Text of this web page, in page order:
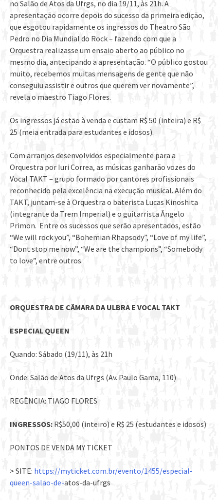
no Salão de Atos da Ufrgs, no dia 19/11, às 21h. A
apresentação ocorre depois do sucesso da primeira edição,
que esgotou rapidamente os ingressos do Theatro São
Pedro no Dia Mundial do Rock – fazendo com que a
Orquestra realizasse um ensaio aberto ao público no
mesmo dia, antecipando a apresentação. “O público gostou
muito, recebemos muitas mensagens de gente que não
conseguiu assistir e outros que querem ver novamente”,
revela o maestro Tiago Flores.
Os ingressos já estão à venda e custam R$ 50 (inteira) e R$
25 (meia entrada para estudantes e idosos).
Com arranjos desenvolvidos especialmente para a
Orquestra por Iuri Correa, as músicas ganharão vozes do
Vocal TAKT – grupo formado por cantores profissionais
reconhecido pela excelência na execução musical. Além do
TAKT, juntam-se à Orquestra o baterista Lucas Kinoshita
(integrante da Trem Imperial) e o guitarrista Ângelo
Primon. Entre os sucessos que serão apresentados, estão
“We will rock you”, “Bohemian Rhapsody”, “Love of my life”,
“Dont stop me now”, “We are the champions”, “Somebody
to love”, entre outros.
ORQUESTRA DE CÂMARA DA ULBRA E VOCAL TAKT
ESPECIAL QUEEN
Quando: Sábado (19/11), às 21h
Onde: Salão de Atos da Ufrgs (Av. Paulo Gama, 110)
REGÊNCIA: TIAGO FLORES
INGRESSOS: R$50,00 (inteiro) e R$ 25 (estudantes e idosos)
PONTOS DE VENDA MY TICKET
> SITE: https://myticket.com.br/evento/1455/especial-
queen-salao-de-atos-da-ufrgs